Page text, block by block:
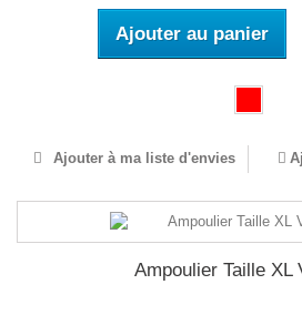
Ajouter au panier
Ajouter à ma liste d'envies
Ampoulier Taille XL